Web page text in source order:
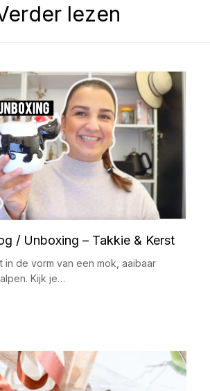
lezen
/ Unboxing – Takkie & Kerst
in de vorm van een mok, aaibaar
Kijk je…